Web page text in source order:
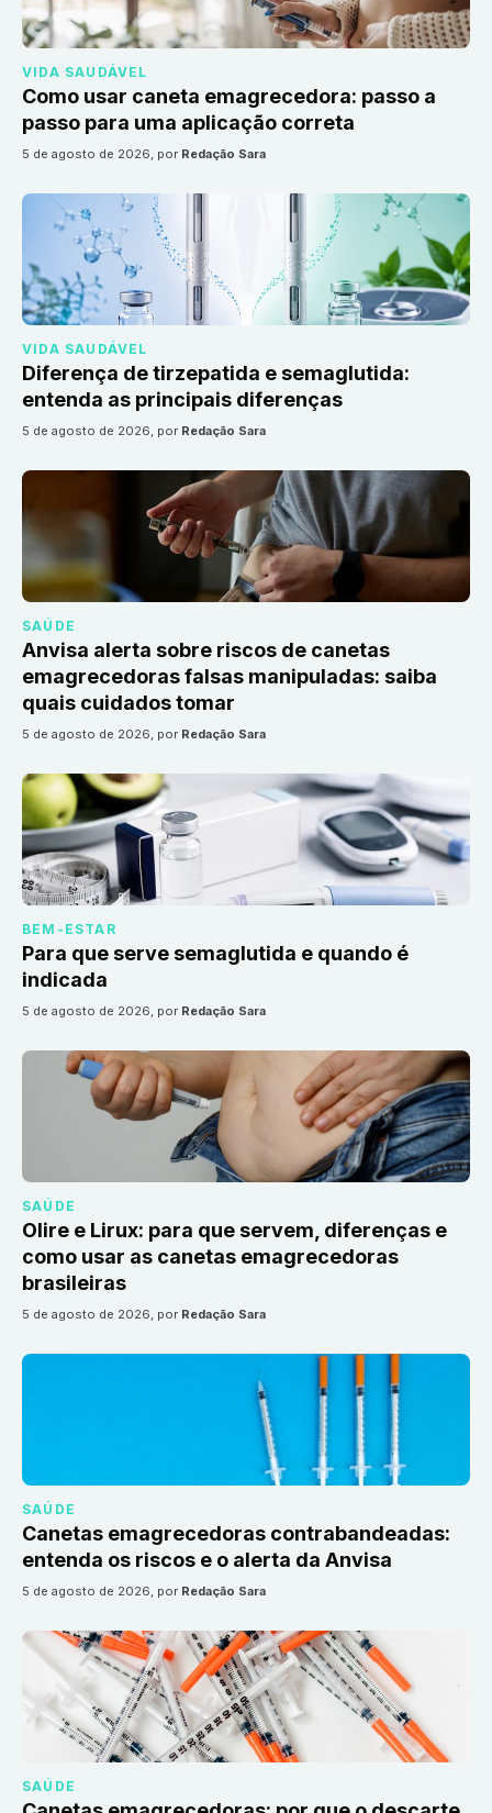
VIDA SAUDÁVEL
Como usar caneta emagrecedora: passo a
passo para uma aplicação correta
5 de agosto de 2026, por Redação Sara
VIDA SAUDÁVEL
Diferença de tirzepatida e semaglutida:
entenda as principais diferenças
5 de agosto de 2026, por Redação Sara
SAÚDE
Anvisa alerta sobre riscos de canetas
emagrecedoras falsas manipuladas: saiba
quais cuidados tomar
5 de agosto de 2026, por Redação Sara
BEM-ESTAR
Para que serve semaglutida e quando é
indicada
5 de agosto de 2026, por Redação Sara
SAÚDE
Olire e Lirux: para que servem, diferenças e
como usar as canetas emagrecedoras
brasileiras
5 de agosto de 2026, por Redação Sara
SAÚDE
Canetas emagrecedoras contrabandeadas:
entenda os riscos e o alerta da Anvisa
5 de agosto de 2026, por Redação Sara
SAÚDE